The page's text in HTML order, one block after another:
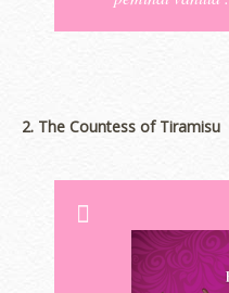
2. The Countess of Tiramisu